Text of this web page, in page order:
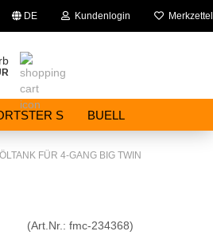
DE Kundenlogin Merkzettel
S BUELL
FÜR 4-GANG BIG TWIN
(Art.Nr.: fmc-234368)